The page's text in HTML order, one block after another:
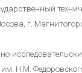
г.
Н.М.